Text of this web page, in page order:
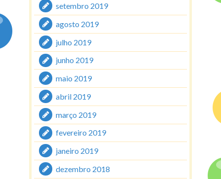
setembro 2019
agosto 2019
julho 2019
junho 2019
maio 2019
abril 2019
março 2019
fevereiro 2019
janeiro 2019
dezembro 2018